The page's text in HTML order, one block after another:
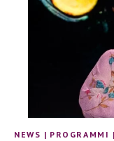
NEWS | PROGRAMMI |